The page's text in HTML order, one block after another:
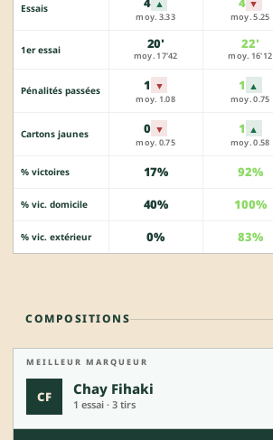
Essais ▲
moy. 3.33
▼
moy. 5.25
1er essai 20'
moy. 17'42
22'
moy. 16'12
Pénalités passées 1 ▼
moy. 1.08
1 ▲
moy. 0.75
Cartons jaunes 0 ▼
moy. 0.75
1 ▲
moy. 0.58
% victoires 17% 92%
% vic. domicile 40% 100%
% vic. extérieur 0% 83%
COMPOSITIONS
MEILLEUR MARQUEUR
CF Chay Fihaki
1 essai · 3 tirs